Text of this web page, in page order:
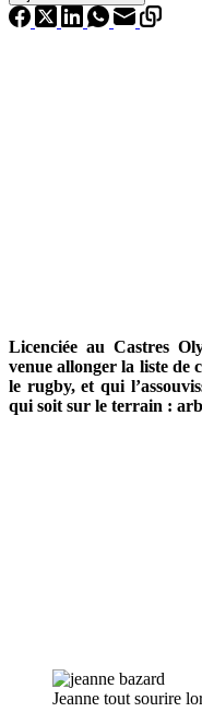
Licenciée au Castres
venue allonger la liste de
le rugby, et qui
qui soit sur le terrain :
Jeanne tout sourire